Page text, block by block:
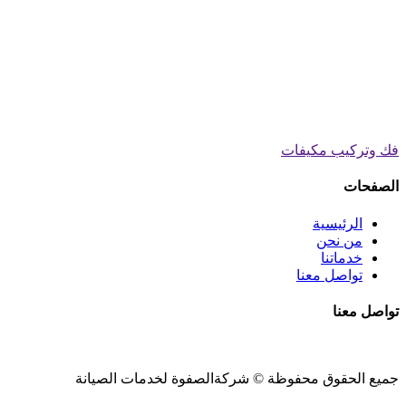
فك وتركيب مكيفات
الصفحات
الرئيسية
من نحن
خدماتنا
تواصل معنا
تواصل معنا
جميع الحقوق محفوظة © شركةالصفوة لخدمات الصيانة